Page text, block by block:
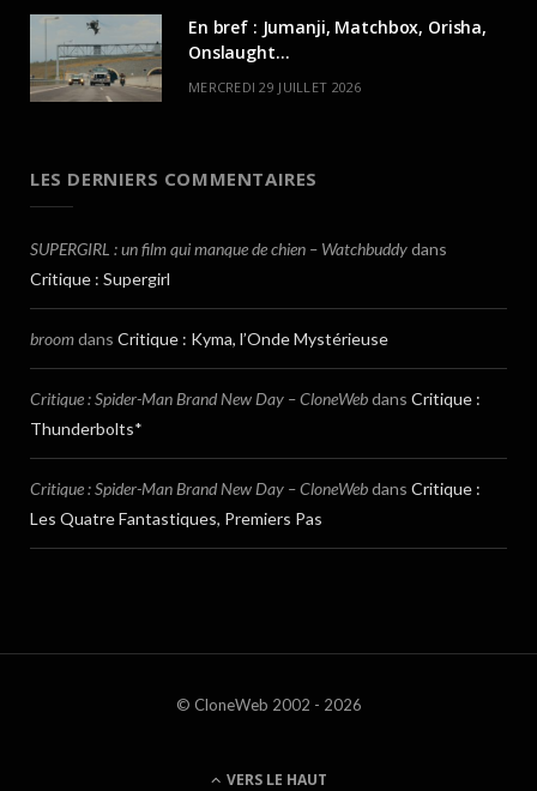
En bref : Jumanji, Matchbox, Orisha,
Onslaught…
MERCREDI 29 JUILLET 2026
LES DERNIERS COMMENTAIRES
SUPERGIRL : un film qui manque de chien – Watchbuddydans
Critique : Supergirl
broomdans Critique : Kyma, l’Onde Mystérieuse
Critique : Spider-Man Brand New Day – CloneWebdans Critique :
Thunderbolts*
Critique : Spider-Man Brand New Day – CloneWebdans Critique :
Les Quatre Fantastiques, Premiers Pas
© CloneWeb 2002 - 2026
VERS LE HAUT